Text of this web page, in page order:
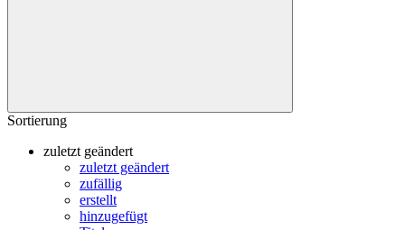
Sortierung
zuletzt geändert
zuletzt geändert
zufällig
erstellt
hinzugefügt